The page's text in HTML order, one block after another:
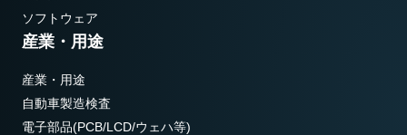
ソフトウェア
産業・用途
産業・用途
自動車製造検査
電子部品(PCB/LCD/ウェハ等)